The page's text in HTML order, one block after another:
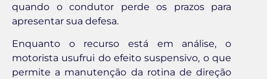
quando o condutor perde os prazos para
apresentar sua defesa.
Enquanto o recurso está em análise, o
motorista usufrui do efeito suspensivo, o que
permite a manutenção da rotina de direção